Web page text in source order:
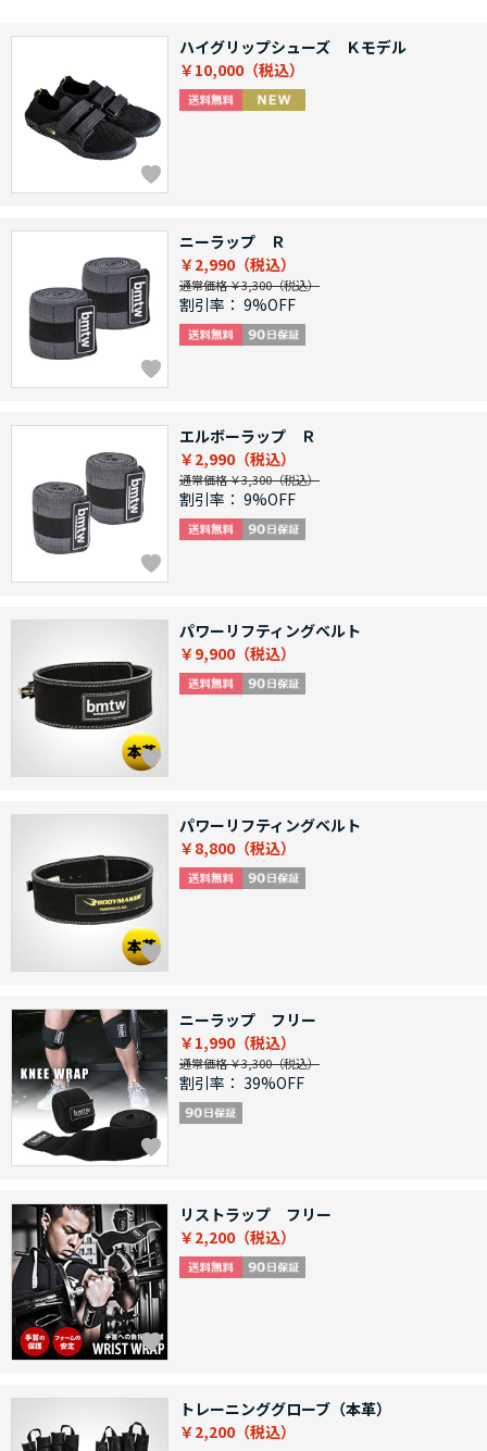
ハイグリップシューズ Ｋモデル
￥10,000
ニーラップ Ｒ
￥2,990
通常価格 ￥3,300
割引率： 9%OFF
エルボーラップ Ｒ
￥2,990
通常価格 ￥3,300
割引率： 9%OFF
パワーリフティングベルト
￥9,900
パワーリフティングベルト
￥8,800
ニーラップ フリー
￥1,990
通常価格 ￥3,300
割引率： 39%OFF
リストラップ フリー
￥2,200
トレーニンググローブ（本革）
￥2,200